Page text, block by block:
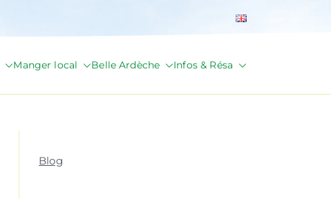
Manger local Belle Ardèche Infos & Résa
Blog